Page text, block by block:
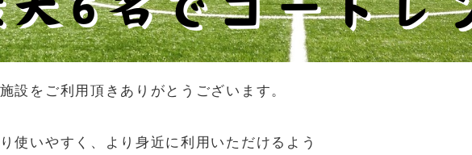
設をご利用頂きありがとうございます。
使いやすく、より身近に利用いただけるよう